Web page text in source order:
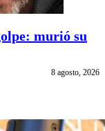
murió su
8 agosto, 2026